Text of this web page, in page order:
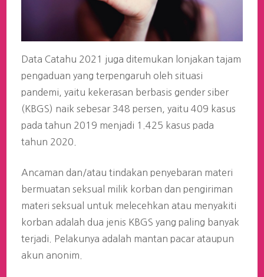
Data Catahu 2021 juga ditemukan lonjakan tajam
pengaduan yang terpengaruh oleh situasi
pandemi, yaitu kekerasan berbasis gender siber
(KBGS) naik sebesar 348 persen, yaitu 409 kasus
pada tahun 2019 menjadi 1.425 kasus pada
tahun 2020.
Ancaman dan/atau tindakan penyebaran materi
bermuatan seksual milik korban dan pengiriman
materi seksual untuk melecehkan atau menyakiti
korban adalah dua jenis KBGS yang paling banyak
terjadi. Pelakunya adalah mantan pacar ataupun
akun anonim.